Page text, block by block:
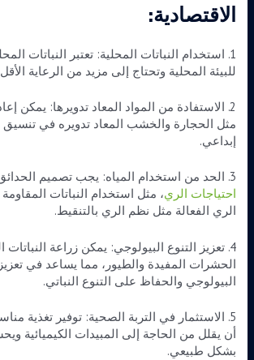
الاقتصادية:
1. استخدام النباتات المحلية: تعتبر النباتات
للبيئة المحلية وتحتاج إلى مزيد من الرعاية
2. الاستفادة من المواد المعاد تدويرها: يمكن
مثل الحجارة والخشب المعاد تدويره في
إبداعي.
3. الحد من استخدام المياه: يجب تصميم الحدائق بطريقة تقلل من
احتياجات الري، مثل استخدام النباتات
الري الفعالة مثل نظم الري بالتنقيط.
4. تعزيز التنوع البيولوجي: يمكن زراعة
الحشرات المفيدة والطيور، مما يساعد في
البيولوجي والحفاظ على التنوع النباتي.
5. الاستثمار في التربة الصحية: توفير تغذية
أن يقلل من الحاجة إلى المبيدات الكيميائية
بشكل طبيعي.